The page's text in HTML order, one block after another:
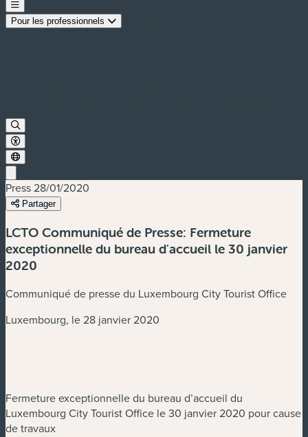
Pour les professionnels
Press28/01/2020
Partager
LCTO Communiqué de Presse: Fermeture
exceptionnelle du bureau d'accueil le 30 janvier
2020
Communiqué de presse du Luxembourg City Tourist Office
Luxembourg, le 28 janvier 2020
Fermeture exceptionnelle du bureau d’accueil du
Luxembourg City Tourist Office le 30 janvier 2020 pour cause
de travaux